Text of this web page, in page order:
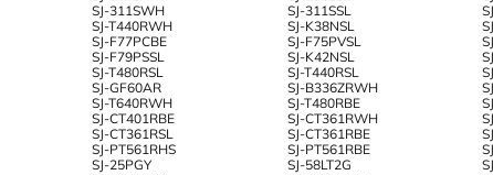
SJ-311SWH
SJ-311SSL
SJ-T440RWH
SJ-K38NSL
SJ-F77PCBE
SJ-F75PVSL
SJ-F79PSSL
SJ-K42NSL
SJ-T480RSL
SJ-T440RSL
SJ-GF60AR
SJ-B336ZRWH
SJ-T640RWH
SJ-T480RBE
SJ-CT401RBE
SJ-CT361RWH
SJ-CT361RSL
SJ-CT361RBE
SJ-PT561RHS
SJ-PT561RBE
SJ-25PGY
SJ-58LT2G